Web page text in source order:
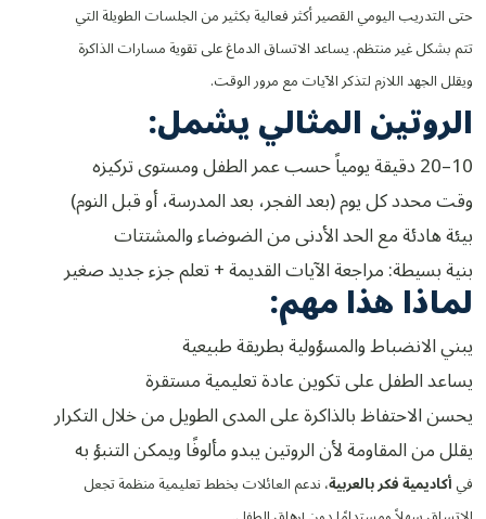
حتى التدريب اليومي القصير أكثر فعالية بكثير من الجلسات الطويلة التي
تتم بشكل غير منتظم. يساعد الاتساق الدماغ على تقوية مسارات الذاكرة
ويقلل الجهد اللازم لتذكر الآيات مع مرور الوقت.
الروتين المثالي يشمل:
10–20 دقيقة يومياً حسب عمر الطفل ومستوى تركيزه
وقت محدد كل يوم (بعد الفجر، بعد المدرسة، أو قبل النوم)
بيئة هادئة مع الحد الأدنى من الضوضاء والمشتتات
بنية بسيطة: مراجعة الآيات القديمة + تعلم جزء جديد صغير
لماذا هذا مهم:
يبني الانضباط والمسؤولية بطريقة طبيعية
يساعد الطفل على تكوين عادة تعليمية مستقرة
يحسن الاحتفاظ بالذاكرة على المدى الطويل من خلال التكرار
يقلل من المقاومة لأن الروتين يبدو مألوفًا ويمكن التنبؤ به
فيأكاديمية فكر بالعربية، ندعم العائلات بخطط تعليمية منظمة تجعل